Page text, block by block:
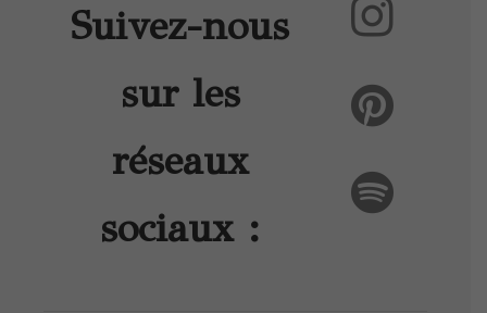
Suivez-nous
sur les
réseaux
sociaux :